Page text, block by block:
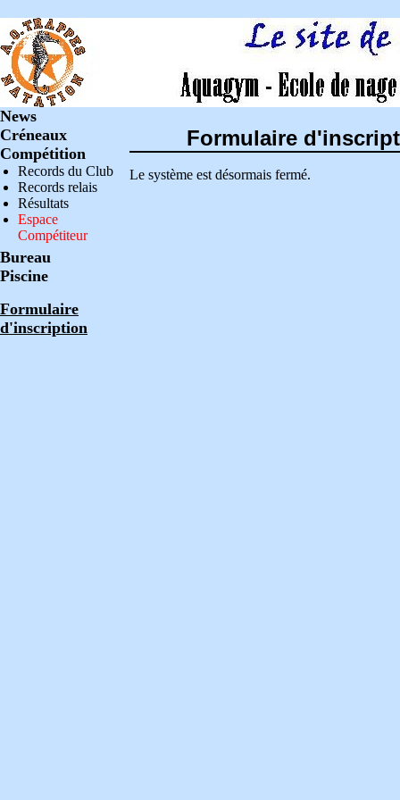
News
Créneaux
Compétition
Records du Club
Records relais
Résultats
Espace
Compétiteur
Bureau
Piscine
Formulaire
d'inscription
Formulaire
Le système est désormais fermé.